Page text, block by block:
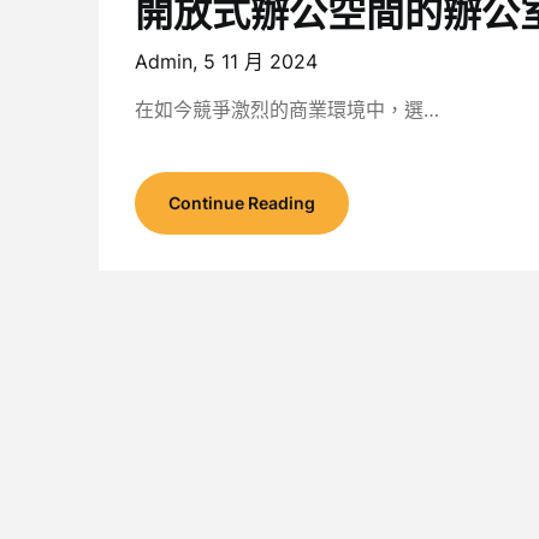
開放式辦公空間的辦公
Admin, 5 11 月 2024
在如今競爭激烈的商業環境中，選…
Continue Reading